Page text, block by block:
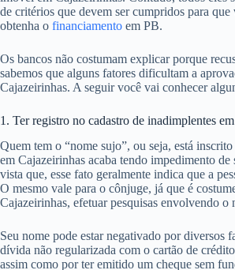
de critérios que devem ser cumpridos para que
obtenha o financiamento em PB.
Os bancos não costumam explicar porque
sabemos que alguns fatores dificultam a
Cajazeirinhas. A seguir você vai conhecer
1. Ter registro no cadastro de inadimplentes
Quem tem o “nome sujo”, ou seja, está
em Cajazeirinhas acaba tendo impedimento
vista que, esse fato geralmente indica que a
O mesmo vale para o cônjuge, já que é
Cajazeirinhas, efetuar pesquisas envolvendo o
Seu nome pode estar negativado por diversos
dívida não regularizada com o cartão de
assim como por ter emitido um cheque sem